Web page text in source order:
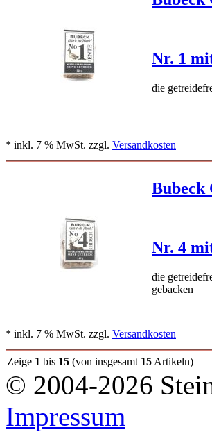
Nr. 1
die
* inkl. 7 % MwSt. zzgl. Versandkosten
Bubeck
Nr. 4
die
gebacken
* inkl. 7 % MwSt. zzgl. Versandkosten
Zeige 1 bis 15 (von insgesamt 15 Artikeln)
© 2004-2026
Impressum